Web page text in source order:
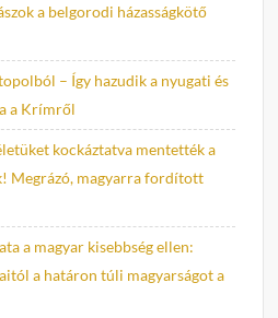
a belgorodi házasságkötő
– Így hazudik a nyugati és
a Krímről
kockáztatva mentették a
Megrázó, magyarra fordított
a magyar kisebbség ellen:
a határon túli magyarságot a